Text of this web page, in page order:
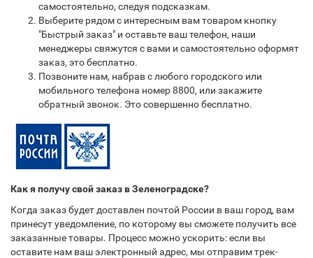
самостоятельно, следуя подсказкам.
Выберите рядом с интересным вам товаром кнопку
"Быстрый заказ" и оставьте ваш телефон, наши
менеджеры свяжутся с вами и самостоятельно оформят
заказ, это бесплатно.
Позвоните нам, набрав с любого городского или
мобильного телефона номер 8800, или закажите
обратный звонок. Это совершенно бесплатно.
Как я получу свой заказ в Зеленоградске?
Когда заказ будет доставлен почтой России в ваш город, вам
принесут уведомление, по которому вы сможете получить все
заказанные товары. Процесс можно ускорить: если вы
оставите нам ваш электронный адрес, мы отправим трек-